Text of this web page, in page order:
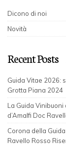
Dicono di noi
Novità
Recent Posts
Guida Vitae 2026:
Grotta Piana 2024
La Guida
d’Amalfi Doc
Corona della
Ravello Rosso